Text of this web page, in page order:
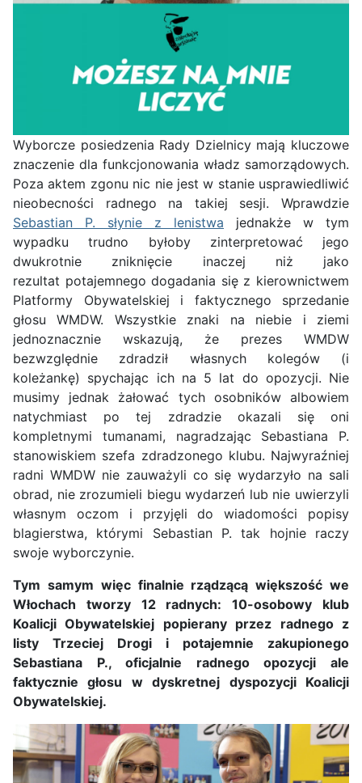
Wyborcze posiedzenia Rady Dzielnicy mają kluczowe
znaczenie dla funkcjonowania władz samorządowych.
Poza aktem zgonu nic nie jest w stanie usprawiedliwić
nieobecności radnego na takiej sesji. Wprawdzie
Sebastian P. słynie z lenistwa jednakże w tym
wypadku trudno byłoby zinterpretować jego
dwukrotnie zniknięcie inaczej niż jako
rezultat potajemnego dogadania się z kierownictwem
Platformy Obywatelskiej i faktycznego sprzedanie
głosu WMDW. Wszystkie znaki na niebie i ziemi
jednoznacznie wskazują, że prezes WMDW
bezwzględnie zdradził własnych kolegów (i
koleżankę) spychając ich na 5 lat do opozycji. Nie
musimy jednak żałować tych osobników albowiem
natychmiast po tej zdradzie okazali się oni
kompletnymi tumanami, nagradzając Sebastiana P.
stanowiskiem szefa zdradzonego klubu. Najwyraźniej
radni WMDW nie zauważyli co się wydarzyło na sali
obrad, nie zrozumieli biegu wydarzeń lub nie uwierzyli
własnym oczom i przyjęli do wiadomości popisy
blagierstwa, którymi Sebastian P. tak hojnie raczy
swoje wyborczynie.
Tym samym więc finalnie rządzącą większość we
Włochach tworzy 12 radnych: 10-osobowy klub
Koalicji Obywatelskiej popierany przez radnego z
listy Trzeciej Drogi i potajemnie zakupionego
Sebastiana P., oficjalnie radnego opozycji ale
faktycznie głosu w dyskretnej dyspozycji Koalicji
Obywatelskiej.